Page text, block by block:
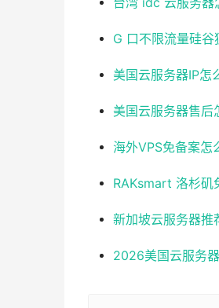
G 口不限流量硅
美国云服务器IP怎
美国云服务器售后
海外VPS免备案
RAKsmart 洛杉矶
新加坡云服务器推
2026美国云服务